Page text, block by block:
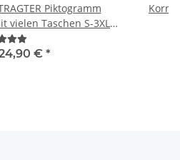
Piktogramm
vielen Taschen S-3XL
Linie"
€ *